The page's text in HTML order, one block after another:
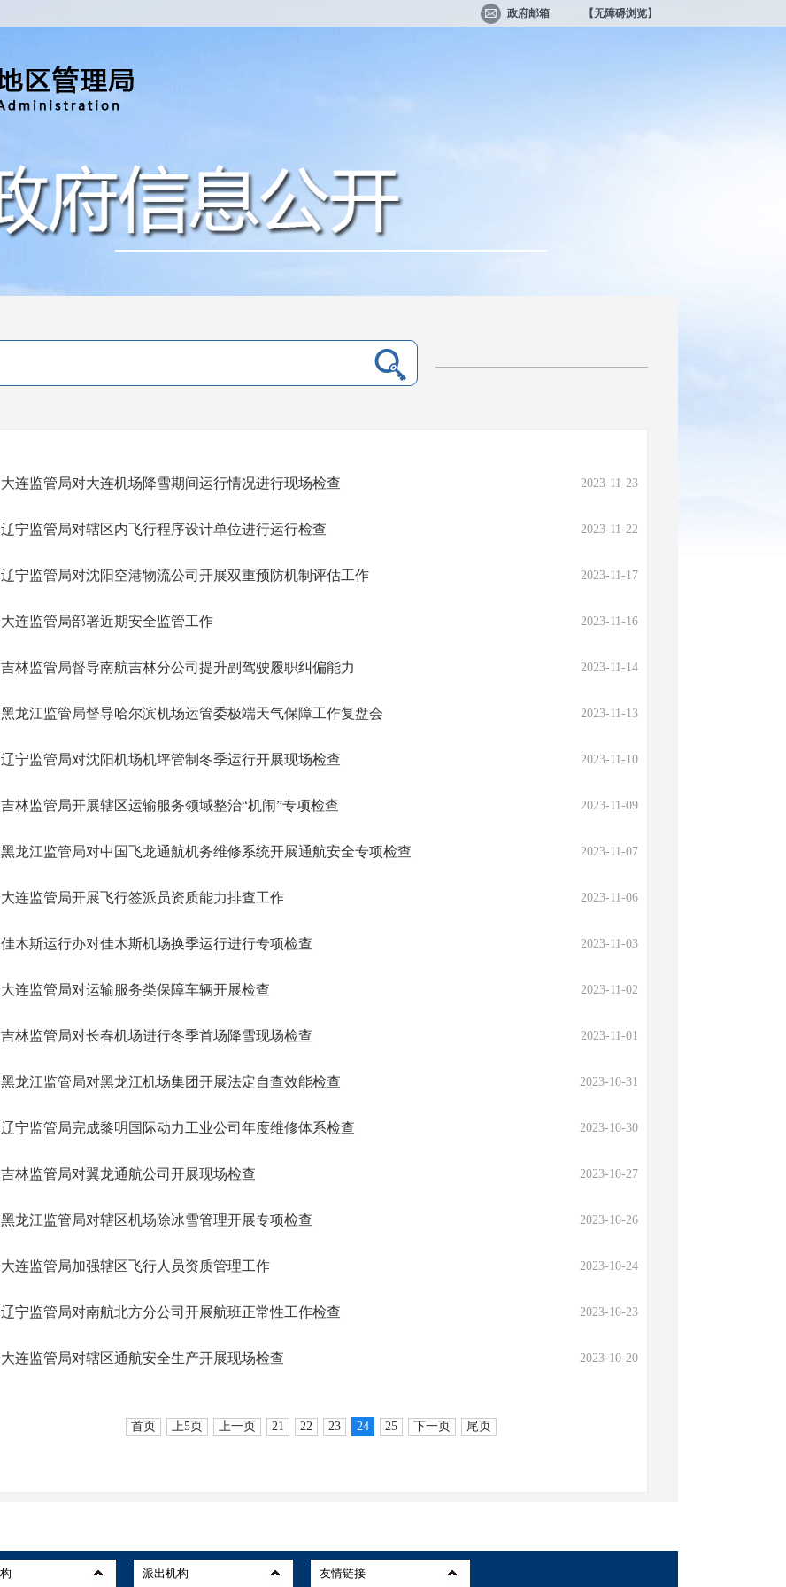
政府邮箱 【无障碍浏览】
大连监管局对大连机场降雪期间运行情况进行现场检查 2023-11-23
辽宁监管局对辖区内飞行程序设计单位进行运行检查 2023-11-22
辽宁监管局对沈阳空港物流公司开展双重预防机制评估工作 2023-11-17
大连监管局部署近期安全监管工作 2023-11-16
吉林监管局督导南航吉林分公司提升副驾驶履职纠偏能力 2023-11-14
黑龙江监管局督导哈尔滨机场运管委极端天气保障工作复盘会 2023-11-13
辽宁监管局对沈阳机场机坪管制冬季运行开展现场检查 2023-11-10
吉林监管局开展辖区运输服务领域整治“机闹”专项检查 2023-11-09
黑龙江监管局对中国飞龙通航机务维修系统开展通航安全专项检查 2023-11-07
大连监管局开展飞行签派员资质能力排查工作 2023-11-06
佳木斯运行办对佳木斯机场换季运行进行专项检查 2023-11-03
大连监管局对运输服务类保障车辆开展检查 2023-11-02
吉林监管局对长春机场进行冬季首场降雪现场检查 2023-11-01
黑龙江监管局对黑龙江机场集团开展法定自查效能检查 2023-10-31
辽宁监管局完成黎明国际动力工业公司年度维修体系检查 2023-10-30
吉林监管局对翼龙通航公司开展现场检查 2023-10-27
黑龙江监管局对辖区机场除冰雪管理开展专项检查 2023-10-26
大连监管局加强辖区飞行人员资质管理工作 2023-10-24
辽宁监管局对南航北方分公司开展航班正常性工作检查 2023-10-23
大连监管局对辖区通航安全生产开展现场检查 2023-10-20
首页 上5页 上一页 21 22 23 24 25 下一页 尾页